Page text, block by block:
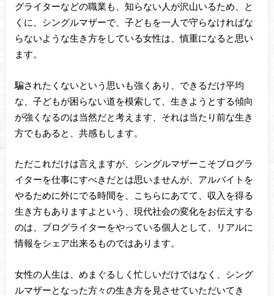
グライターなどの職業も、知らない人が沢山いるため、と
くに、シングルマザーで、子どもを一人で守らなければな
らないような生き方をしている女性は、慎重になると思い
ます。
騙されたくないという思いも強くあり、できるだけ平均
な、子どもが困らない道を模索して、生きようとする傾向
が強くなるのは当然だと考えます、それは当たり前な生き
方でもあると、共感もします。
ただこれだけは言えますが、シングルマザーこそブログラ
イターを仕事にすべきだとは思いませんが、アルバイトを
やるために外にでる時間を、こちらにあてて、収入を得る
生き方もありますよという、現代社会の変化をお伝えする
のは、ブログライターをやっている個人として、リアルに
情報をシェア出来るものではあります。
女性の人生は、めまぐるしく忙しいだけではなく、シング
ルマザーとなった方々の生き方を見させていただいてき